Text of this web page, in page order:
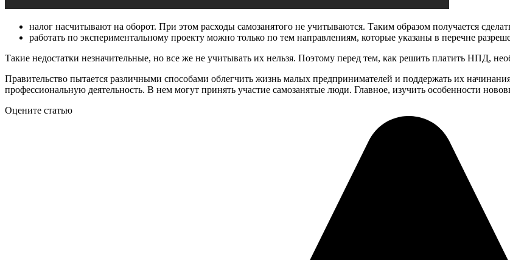
налог насчитывают на оборот. При этом расходы самозанятого не учитываются. Таким образом получается
работать по экспериментальному проекту можно только по тем направлениям, которые указаны в перечне
Такие недостатки незначительные, но все же не учитывать их нельзя. Поэтому перед тем, как решить платить НПД,
Правительство пытается различными способами облегчить жизнь малых предпринимателей и поддержать их
профессиональную деятельность. В нем могут принять участие самозанятые люди. Главное, изучить особенности
Оцените статью